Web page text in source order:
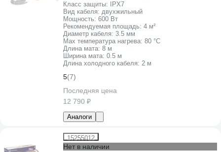
Класс защиты:
IPХ7
Вид кабеля: двухжильный
Мощность: 600 Вт
Рекомендуемая площадь: 4 м²
Диаметр кабеля: 3.5 мм
Max температура нагрева: 80 °С
Длина мата: 8 м
Ширина мата: 0.5 м
Длина холодного кабеля: 2 м
5(7)
Последняя цена
12 790 ₽
Аналоги
15255012
Нет в наличии